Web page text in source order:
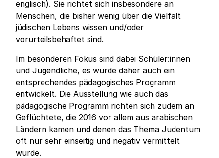
englisch). Sie richtet sich insbesondere an
Menschen, die bisher wenig über die Vielfalt
jüdischen Lebens wissen und/oder
vorurteilsbehaftet sind.
Im besonderen Fokus sind dabei Schüler:innen
und Jugendliche, es wurde daher auch ein
entsprechendes pädagogisches Programm
entwickelt. Die Ausstellung wie auch das
pädagogische Programm richten sich zudem an
Geflüchtete, die 2016 vor allem aus arabischen
Ländern kamen und denen das Thema Judentum
oft nur sehr einseitig und negativ vermittelt
wurde.